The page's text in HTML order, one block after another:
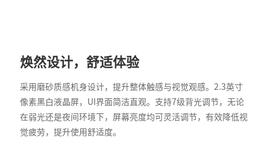
焕然设计，舒适体验
采用磨砂质感机身设计，提升整体触感与视觉观感。2.3英寸
像素黑白液晶屏，UI界面简洁直观。支持7级背光调节，无论
在弱光还是夜间环境下，屏幕亮度均可灵活调节，有效降低视
觉疲劳，提升使用舒适度。